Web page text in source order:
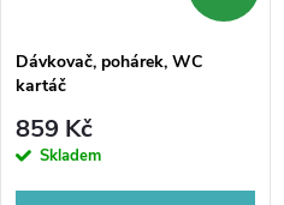
Dávkovač, pohárek, WC
kartáč
859 Kč
Skladem